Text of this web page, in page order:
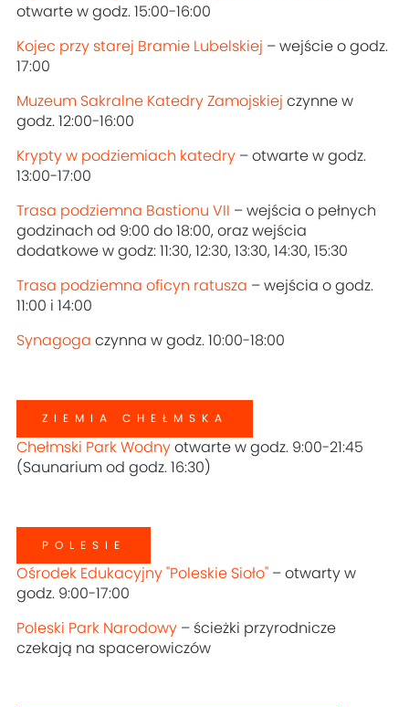
otwarte w godz. 15:00-16:00
Kojec przy starej Bramie Lubelskiej – wejście o godz.
17:00
Muzeum Sakralne Katedry Zamojskiej czynne w
godz. 12:00-16:00
Krypty w podziemiach katedry – otwarte w godz.
13:00-17:00
Trasa podziemna Bastionu VII
– wejścia o pełnych
godzinach od 9:00 do 18:00, oraz wejścia
dodatkowe w godz: 11:30, 12:30, 13:30, 14:30, 15:30
Trasa podziemna oficyn ratusza – wejścia o godz.
11:00 i 14:00
Synagoga czynna w godz. 10:00-18:00
ZIEMIA CHEŁMSKA
Chełmski Park Wodny otwarte w godz. 9:00-21:45
(Saunarium od godz. 16:30)
POLESIE
Ośrodek Edukacyjny "Poleskie Sioło" – otwarty w
godz. 9:00-17:00
Poleski Park Narodowy – ścieżki przyrodnicze
czekają na spacerowiczów